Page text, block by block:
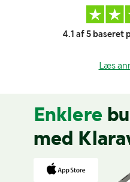
4.1 af 5 baseret
Læs
Enklere
med